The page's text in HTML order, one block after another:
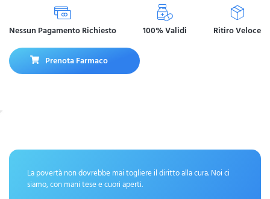
Nessun Pagamento Richiesto 100% Validi Ritiro Veloce
Prenota Farmaco
La povertà non dovrebbe mai togliere il diritto alla cura. Noi ci
siamo, con mani tese e cuori aperti.